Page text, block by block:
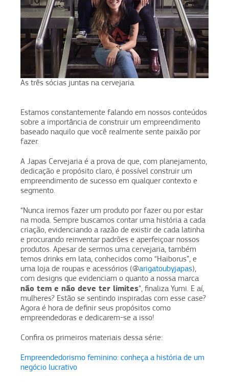
As três sócias juntas na cervejaria.
Estamos constantemente falando em nossos conteúdos
sobre a importância de construir um empreendimento
baseado naquilo que você realmente sente paixão por
fazer.
A Japas Cervejaria é a prova de que, com planejamento,
dedicação e propósito claro, é possível construir um
empreendimento de sucesso em qualquer contexto e
segmento.
“Nunca iremos fazer um produto por fazer ou por estar
na moda. Sempre buscamos contar uma história a cada
criação, evidenciando a razão de existir de cada latinha
e procurando reinventar padrões e aperfeiçoar nossos
produtos. Apesar de sermos uma cervejaria, também
temos drinks em lata, conhecidos como “Haiborus”, e
uma loja de roupas e acessórios (@arigatoubyjapas),
com designs que evidenciam o quanto a nossa marca
não tem e não deve ter limites”, finaliza Yumi. E aí,
mulheres? Estão se sentindo inspiradas com esse case?
Agora é hora de definir seus propósitos como
empreendedoras e dedicarem-se a isso!
Confira os primeiros materiais dessa série:
Empreendedorismo feminino: conheça a história de um
negócio lucrativo